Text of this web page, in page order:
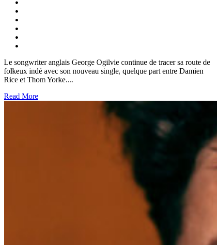
Le songwriter anglais George Ogilvie continue de tracer sa route de
folkeux indé avec son nouveau single, quelque part entre Damien
Rice et Thom Yorke....
Read More